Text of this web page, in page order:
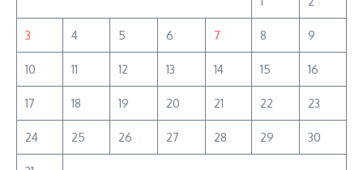
3 4 5 6 7 8 9
10 11 12 13 14 15 16
17 18 19 20 21 22 23
24 25 26 27 28 29 30